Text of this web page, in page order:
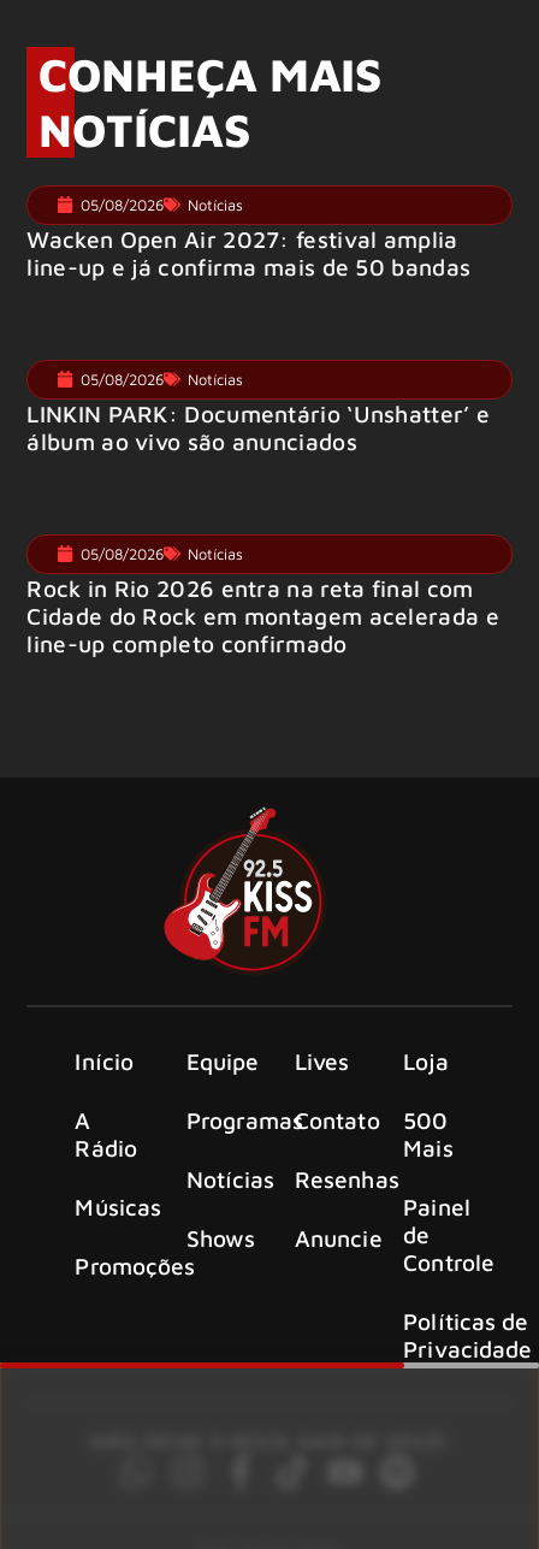
CONHEÇA MAIS
NOTÍCIAS
05/08/2026 Notícias
Wacken Open Air 2027: festival amplia
line-up e já confirma mais de 50 bandas
05/08/2026 Notícias
LINKIN PARK: Documentário ‘Unshatter’ e
álbum ao vivo são anunciados
05/08/2026 Notícias
Rock in Rio 2026 entra na reta final com
Cidade do Rock em montagem acelerada e
line-up completo confirmado
Início
A
Rádio
Músicas
Promoções
Equipe
Programas
Notícias
Shows
Lives
Contato
Resenhas
Anuncie
Loja
500
Mais
Painel
de
Controle
Políticas de
Privacidade